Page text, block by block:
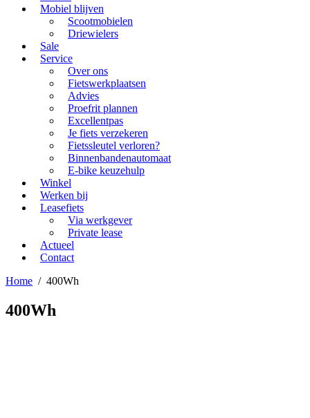
Mobiel blijven
Scootmobielen
Driewielers
Sale
Service
Over ons
Fietswerkplaatsen
Advies
Proefrit plannen
Excellentpas
Je fiets verzekeren
Fietssleutel verloren?
Binnenbandenautomaat
E-bike keuzehulp
Winkel
Werken bij
Leasefiets
Via werkgever
Private lease
Actueel
Contact
Home / 400Wh
400Wh